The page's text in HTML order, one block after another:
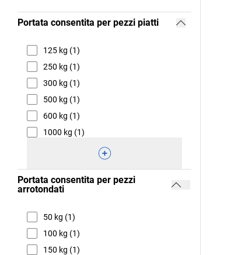
Portata consentita per pezzi piatti
125 kg (1)
250 kg (1)
300 kg (1)
500 kg (1)
600 kg (1)
1000 kg (1)
Portata consentita per pezzi
arrotondati
50 kg (1)
100 kg (1)
150 kg (1)